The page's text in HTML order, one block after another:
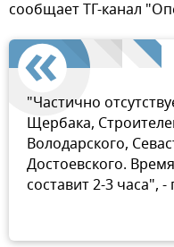
сообщает ТГ-канал
"Частично
Щербака,
Володарского,
Достоевского.
составит 2-3 часа",